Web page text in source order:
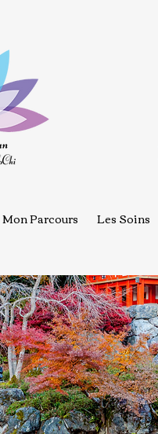
Mon Parcours Les Soins